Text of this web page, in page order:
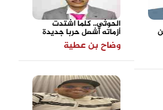
الحوثي.. كلما اشتدت
أزماته أشعل حربا جديدة
وضاح بن عطية